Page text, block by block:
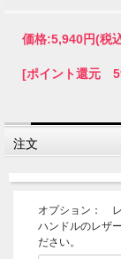
価格:5,940円(税
[ポイント還元
注文
オプション：
ハンドルのレザ
ださい。